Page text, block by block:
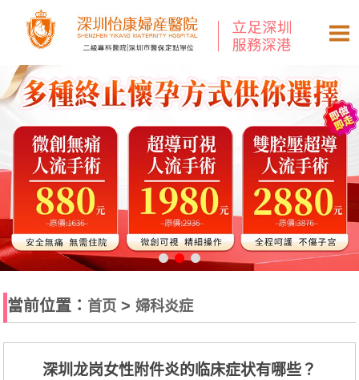
當前位置： 首页 >婦科炎症
深圳龙岗女性附件炎的临床症状有哪些？